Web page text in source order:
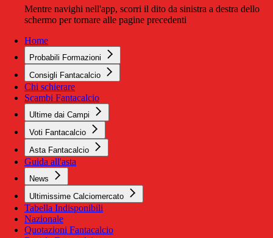
Mentre navighi nell'app, scorri il dito da sinistra a destra dello
schermo per tornare alle pagine precedenti
Home
Probabili Formazioni
Consigli Fantacalcio
Chi schierare
Scambi Fantacalcio
Ultime dai Campi
Voti Fantacalcio
Asta Fantacalcio
Guida all'asta
News
Ultimissime Calciomercato
Tabella Indisponibili
Nazionale
Quotazioni Fantacalcio